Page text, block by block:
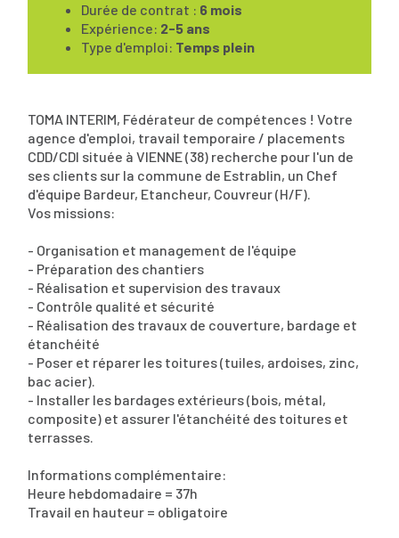
Durée de contrat : 6 mois
Expérience: 2-5 ans
Type d'emploi: Temps plein
TOMA INTERIM, Fédérateur de compétences ! Votre
agence d'emploi, travail temporaire / placements
CDD/CDI située à VIENNE (38) recherche pour l'un de
ses clients sur la commune de Estrablin, un Chef
d'équipe Bardeur, Etancheur, Couvreur (H/F).
Vos missions:
- Organisation et management de l'équipe
- Préparation des chantiers
- Réalisation et supervision des travaux
- Contrôle qualité et sécurité
- Réalisation des travaux de couverture, bardage et
étanchéité
- Poser et réparer les toitures (tuiles, ardoises, zinc,
bac acier).
- Installer les bardages extérieurs (bois, métal,
composite) et assurer l'étanchéité des toitures et
terrasses.
Informations complémentaire:
Heure hebdomadaire = 37h
Travail en hauteur = obligatoire